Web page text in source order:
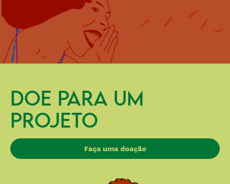
DOE PARA UM
PROJETO
Faça uma doação